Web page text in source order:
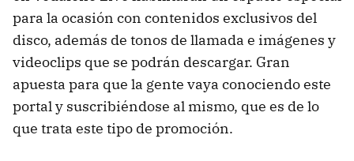
para la ocasión con contenidos exclusivos del
disco, además de tonos de llamada e imágenes y
videoclips que se podrán descargar. Gran
apuesta para que la gente vaya conociendo este
portal y suscribiéndose al mismo, que es de lo
que trata este tipo de promoción.